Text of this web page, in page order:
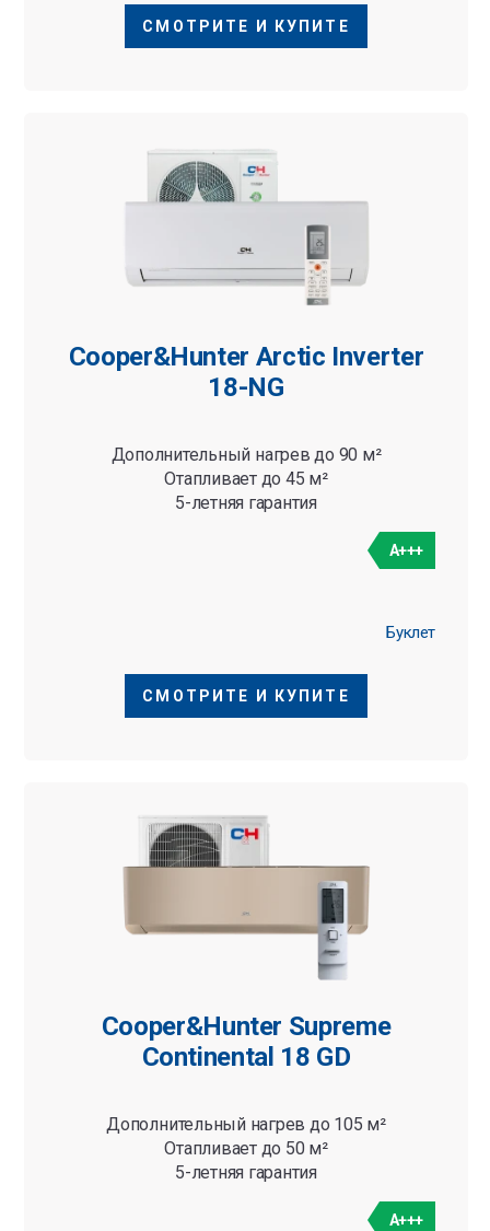
СМОТРИТЕ И КУПИТЕ
Cooper&Hunter Arctic Inverter
18-NG
Дополнительный нагрев до 90 м²
Отапливает до 45 м²
5-летняя гарантия
A+++
Буклет
СМОТРИТЕ И КУПИТЕ
Cooper&Hunter Supreme
Continental 18 GD
Дополнительный нагрев до 105 м²
Отапливает до 50 м²
5-летняя гарантия
A+++